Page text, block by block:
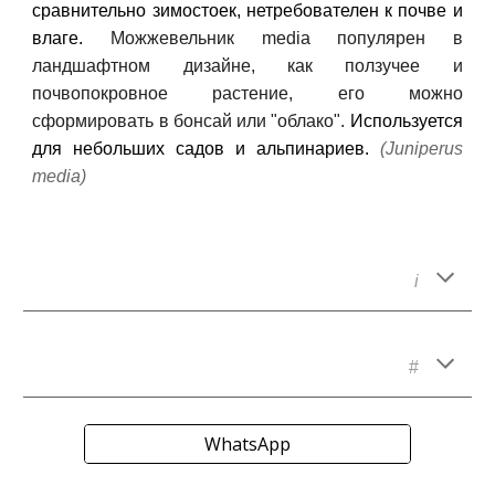
сравнительно зимостоек, нетребователен к почве и
влаге.
Можжевельник media популярен в
ландшафтном дизайне, как ползучее и
почвопокровное растение, его можно
сформировать в бонсай или "облако". Используется
для небольших садов и альпинариев.
(Juniperus
media)
i
#
WhatsApp